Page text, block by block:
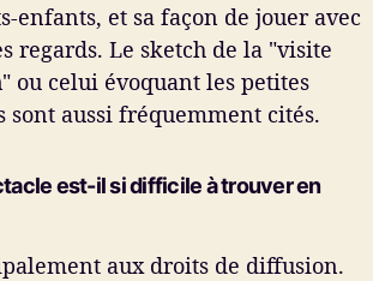
enfants, et sa façon de jouer avec
regards. Le sketch de la "visite
ou celui évoquant les petites
sont aussi fréquemment cités.
est-il si difficile à trouver en
aux droits de diffusion.